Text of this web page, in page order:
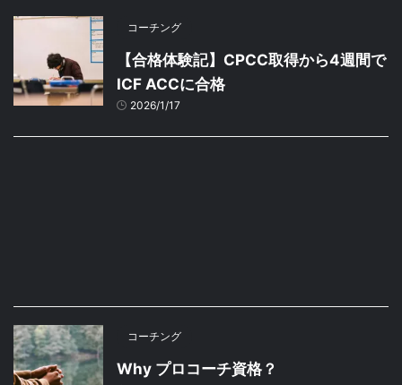
コーチング
【合格体験記】CPCC取得から4週間で
ICF ACCに合格
2026/1/17
コーチング
Why プロコーチ資格？